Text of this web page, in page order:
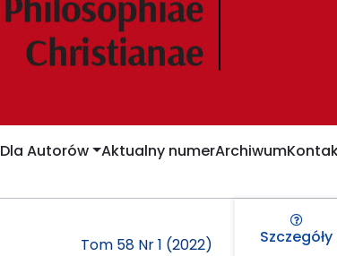
Dla Autorów Aktualny numerArchiwum
Tom 58 Nr 1 (2022) Szczegóły